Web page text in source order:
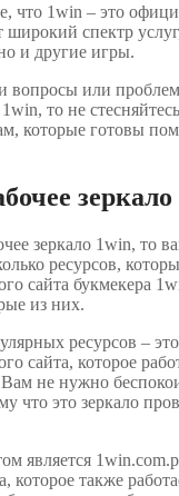
что 1win – это
широкий спектр
и другие игры.
вопросы или
то не
которые готовы
зеркало 1win, то
ресурсов,
сайта букмекера
из них.
ресурсов –
сайта, которое
не нужно
что это зеркало
является
которое также